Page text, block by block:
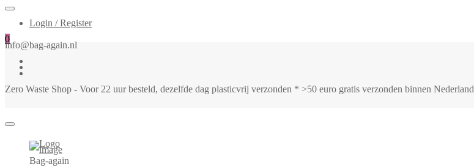
Login / Register
0
info@bag-again.nl
Zero Waste Shop - Voor 22 uur besteld, dezelfde dag plasticvrij verzonden * >50 euro gratis verzonden binnen Nederland
Bag-again